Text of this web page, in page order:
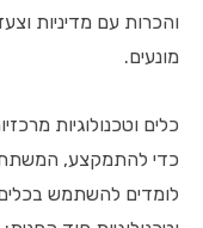
והכרות עם מדיניות
מונעים.
כלים וטכנולוגיות
כדי להתמקצע,
לומדים להשתמש